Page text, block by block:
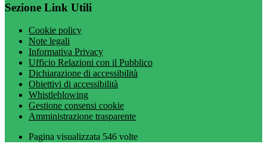
Sezione Link Utili
Cookie policy
Note legali
Informativa Privacy
Ufficio Relazioni con il Pubblico
Dichiarazione di accessibilità
Obiettivi di accessibilità
Whistleblowing
Gestione consensi cookie
Amministrazione trasparente
Pagina visualizzata 546 volte